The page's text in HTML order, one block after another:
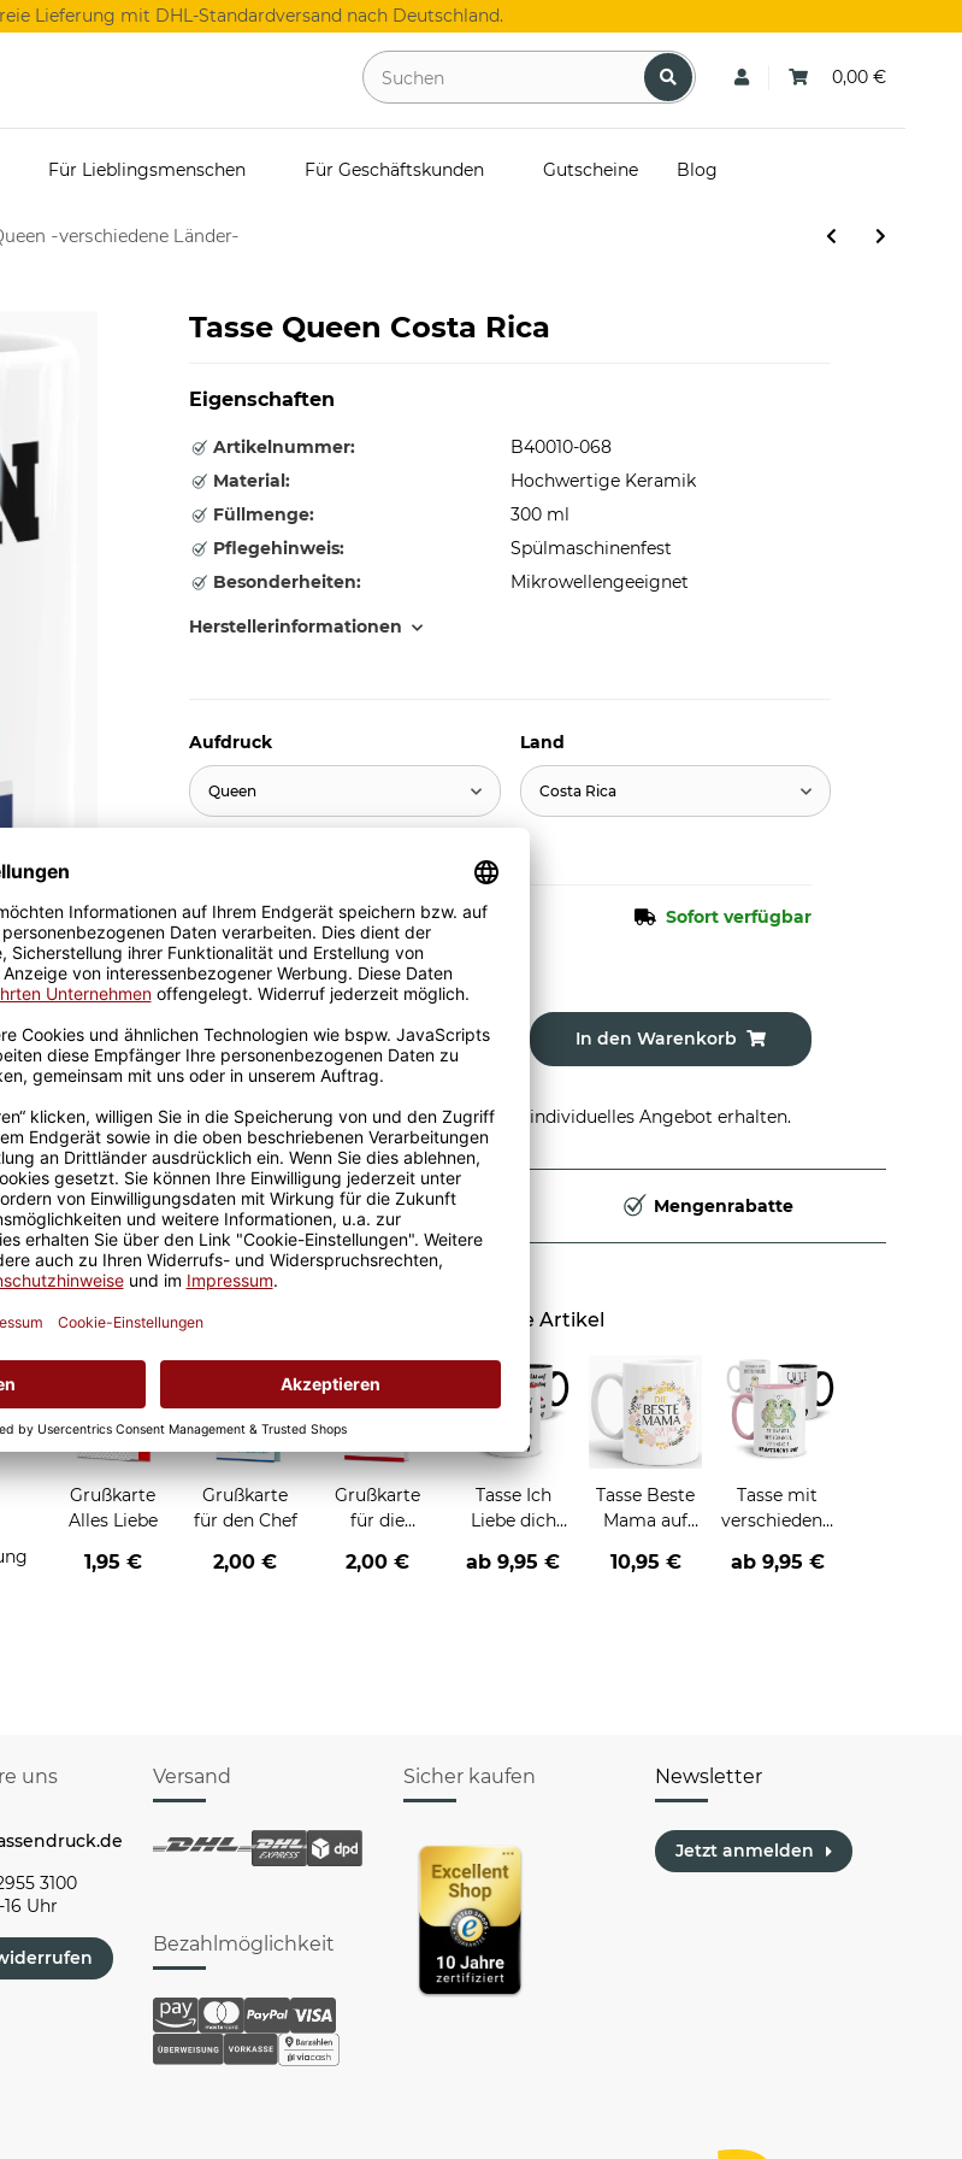
Lieferung mit DHL-Standardversand nach Deutschland.
0,00 €
Für Lieblingsmenschen Für Geschäftskunden Gutscheine Blog
-verschiedene Länder-
Tasse Queen Costa Rica
Eigenschaften
Artikelnummer:
B40010-068
Material:
Hochwertige Keramik
Füllmenge:
300 ml
Pflegehinweis:
Spülmaschinenfest
Besonderheiten:
Mikrowellengeeignet
Herstellerinformationen
Aufdruck
Queen
Land
Costa Rica
10,95 € Sofort verfügbar
inkl. 19% MwSt. , zzgl. Versand
Stk In den Warenkorb
Größere Stückzahl? Anfrage stellen und individuelles Angebot erhalten.
Auf Rechnung Produktion in Deutschland Mengenrabatte
Grußkarten zum Verschenken
Grußkarte
Alles Liebe
1,95 €
Grußkarte
für den Chef
2,00 €
Grußkarte
für die
2,00 €
Ähnliche Artikel
Tasse Ich
Liebe dich
ab9,95 €
Tasse Beste
Mama auf
10,95 €
Tasse mit
verschiedenen
Sprüchen
ab 9,95 €
uns
3100
Uhr
Versand
Bezahlmöglichkeit
Sicher kaufen Newsletter
Jetzt anmelden